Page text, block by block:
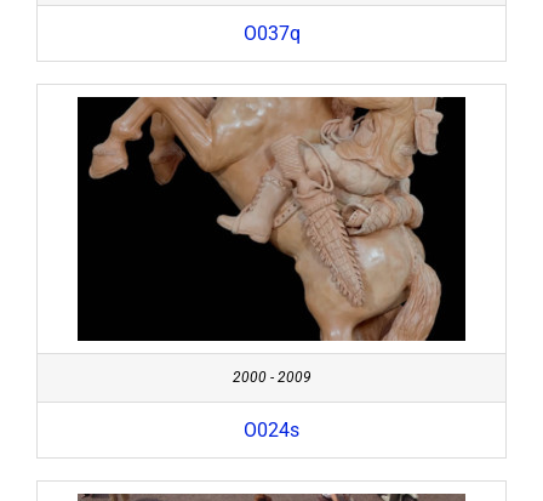
O037q
2000 - 2009
O024s